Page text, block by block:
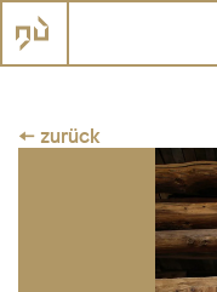
← zurück